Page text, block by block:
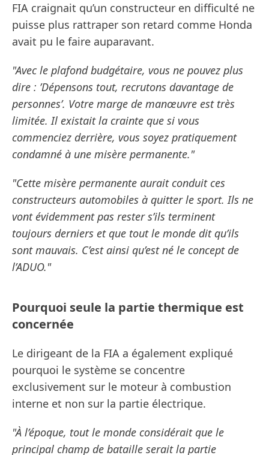
FIA craignait qu’un constructeur en difficulté ne
puisse plus rattraper son retard comme Honda
avait pu le faire auparavant.
"Avec le plafond budgétaire, vous ne pouvez plus
dire : ’Dépensons tout, recrutons davantage de
personnes’. Votre marge de manœuvre est très
limitée. Il existait la crainte que si vous
commenciez derrière, vous soyez pratiquement
condamné à une misère permanente."
"Cette misère permanente aurait conduit ces
constructeurs automobiles à quitter le sport. Ils ne
vont évidemment pas rester s’ils terminent
toujours derniers et que tout le monde dit qu’ils
sont mauvais. C’est ainsi qu’est né le concept de
l’ADUO."
Pourquoi seule la partie thermique est
concernée
Le dirigeant de la FIA a également expliqué
pourquoi le système se concentre
exclusivement sur le moteur à combustion
interne et non sur la partie électrique.
"À l’époque, tout le monde considérait que le
principal champ de bataille serait la partie